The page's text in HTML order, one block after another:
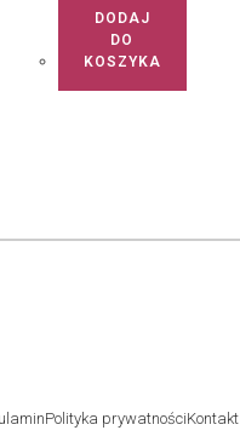
DODAJ
DO
KOSZYKA
Polityka prywatnościKontakt